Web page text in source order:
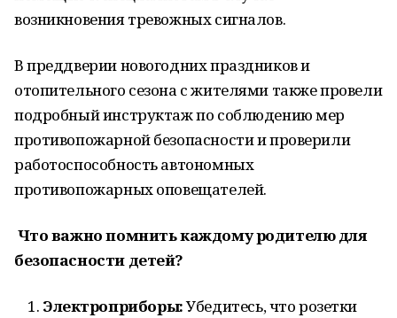
возникновения тревожных сигналов.
В преддверии новогодних праздников и
отопительного сезона с жителями также провели
подробный инструктаж по соблюдению мер
противопожарной безопасности и проверили
работоспособность автономных
противопожарных оповещателей.
Что важно помнить каждому родителю для
безопасности детей?
Электроприборы:Убедитесь, что розетки